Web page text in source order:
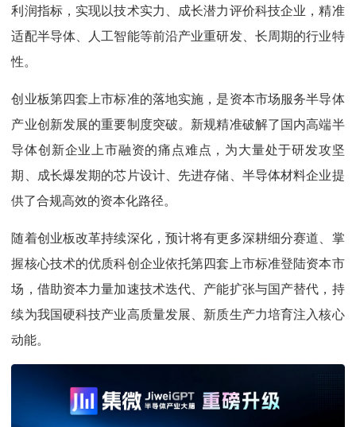
利润指标，实现以技术实力、成长潜力评价科技企业，精准
适配半导体、人工智能等前沿产业重研发、长周期的行业特
性。
创业板第四套上市标准的落地实施，是资本市场服务半导体
产业创新发展的重要制度突破。新规精准破解了国内高端半
导体创新企业上市融资的痛点难点，为大量处于研发攻坚
期、成长爆发期的芯片设计、先进存储、半导体材料企业提
供了合规高效的资本化路径。
随着创业板改革持续深化，预计将有更多深耕细分赛道、掌
握核心技术的优质科创企业依托第四套上市标准登陆资本市
场，借助资本力量加速技术迭代、产能扩张与国产替代，持
续为我国硬科技产业高质量发展、新质生产力培育注入核心
动能。